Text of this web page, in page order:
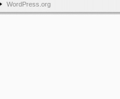
WordPress.org